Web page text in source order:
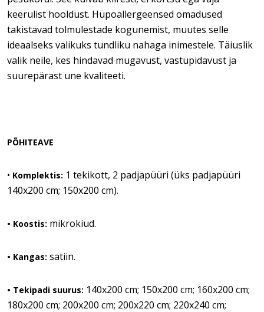
keerulist hooldust. Hüpoallergeensed omadused
takistavad tolmulestade kogunemist, muutes selle
ideaalseks valikuks tundliku nahaga inimestele. Täiuslik
valik neile, kes hindavad mugavust, vastupidavust ja
suurepärast une kvaliteeti.
PÕHITEAVE
• Komplektis: 1 tekikott, 2 padjapüüri (üks padjapüüri
140x200 cm; 150x200 cm).
• Koostis: mikrokiud.
• Kangas: satiin.
• Tekipadi suurus: 140x200 cm; 150x200 cm; 160x200 cm;
180x200 cm; 200x200 cm; 200x220 cm; 220x240 cm;